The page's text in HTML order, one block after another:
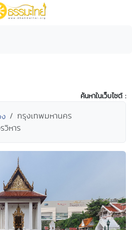
ค้นหาในเว็บไซต์ :
กรุงเทพมหานคร
วิหาร